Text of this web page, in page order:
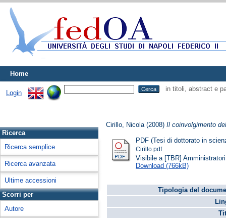
Home
Login
in titoli, abstract e
Ricerca
Ricerca semplice
Ricerca avanzata
Ultime accessioni
Scorri per
Autore
Cirillo, Nicola (2008)Il coinvolgimento
PDF (Tesi di dottorato in
Cirillo.pdf
Visibile a [TBR]
Download (766kB)
Tipologia del